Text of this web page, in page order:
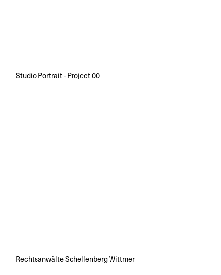
Studio Portrait - Project 00
Rechtsanwälte Schellenberg Wittmer